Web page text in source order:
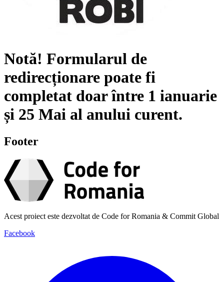
Notă! Formularul de
redirecționare poate fi
completat doar între 1 ianuarie
și 25 Mai al anului curent.
Footer
Acest proiect este dezvoltat de Code for Romania & Commit Global
Facebook